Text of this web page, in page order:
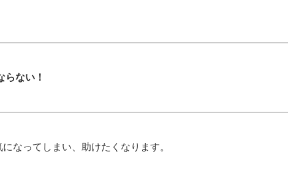
ない！
なってしまい、助けたくなります。